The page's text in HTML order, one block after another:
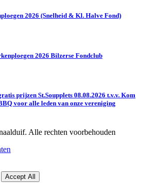
2026 (Snelheid & Kl. Halve Fond)
2026 Bilzerse Fondclub
prijzen St.Soupplets 08.08.2026 t.v.v. Kom
voor alle leden van onze vereniging
Alle rechten voorbehouden
Accept All